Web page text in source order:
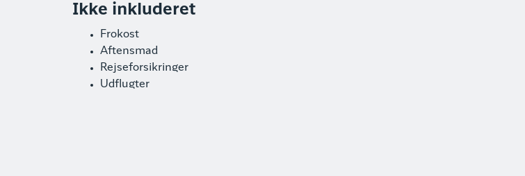
Ikke inkluderet
Frokost
Aftensmad
Rejseforsikringer
Udflugter